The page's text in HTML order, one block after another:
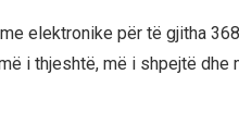
elektronike për të gjitha
i thjeshtë, më i shpejtë dhe